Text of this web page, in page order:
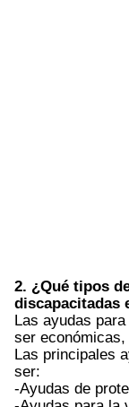
2. ¿Qué tipos
discapacitadas
Las ayudas
ser
Las principales
ser:
-Ayudas de